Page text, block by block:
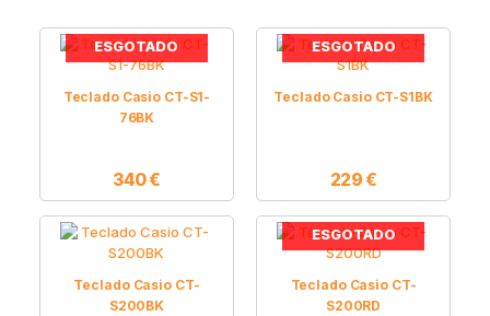
ESGOTADO
Teclado Casio CT-S1-
76BK
340€
ESGOTADO
Teclado Casio CT-S1BK
229€
Teclado Casio CT-
S200BK
ESGOTADO
Teclado Casio CT-
S200RD